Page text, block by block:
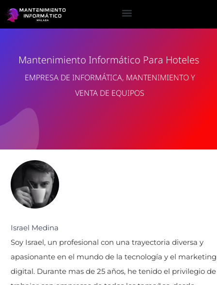
Mantenimiento Informático Para Hoteles
EMPRESA DE INFORMÁTICA, MANTENIMIENTO Y
VENTA DE EQUIPOS
Israel Medina
Soy Israel, un profesional con una trayectoria diversa y
apasionante en el mundo de la tecnología y el marketing
digital. Durante mas de 25 años, he tenido el privilegio de